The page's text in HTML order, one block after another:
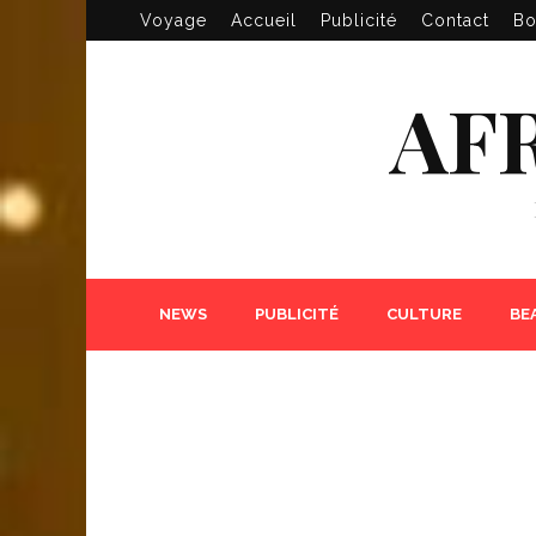
Voyage Accueil Publicité Contact
NEWS PUBLICITÉ CULTURE